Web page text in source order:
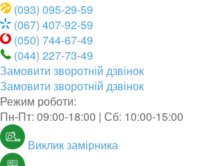
(093) 095-29-59
(067) 407-92-59
(050) 744-67-49
(044) 227-73-49
Замовити зворотній дзвінок
Замовити зворотній дзвінок
Режим роботи:
Пн-Пт: 09:00-18:00 | Сб: 10:00-15:00
Виклик замірника